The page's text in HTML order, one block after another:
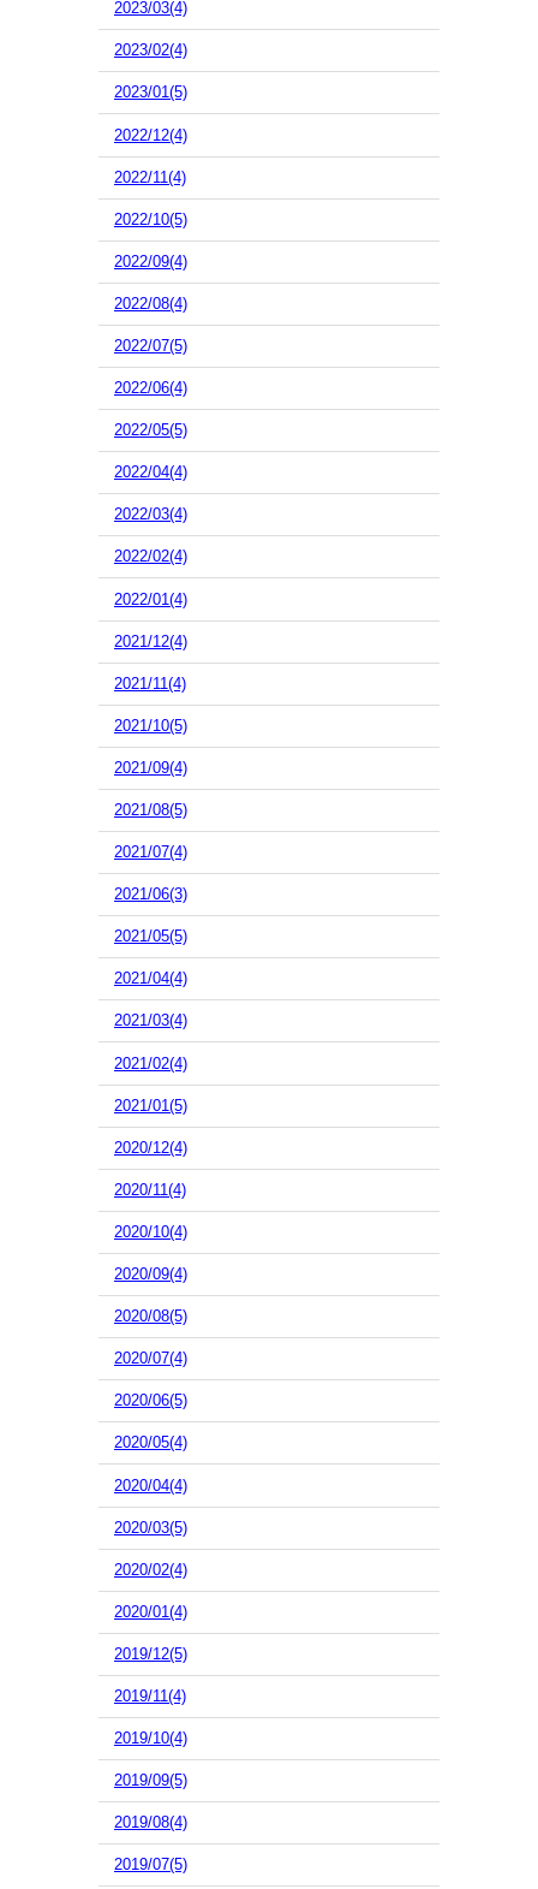
2023/03(4)
2023/02(4)
2023/01(5)
2022/12(4)
2022/11(4)
2022/10(5)
2022/09(4)
2022/08(4)
2022/07(5)
2022/06(4)
2022/05(5)
2022/04(4)
2022/03(4)
2022/02(4)
2022/01(4)
2021/12(4)
2021/11(4)
2021/10(5)
2021/09(4)
2021/08(5)
2021/07(4)
2021/06(3)
2021/05(5)
2021/04(4)
2021/03(4)
2021/02(4)
2021/01(5)
2020/12(4)
2020/11(4)
2020/10(4)
2020/09(4)
2020/08(5)
2020/07(4)
2020/06(5)
2020/05(4)
2020/04(4)
2020/03(5)
2020/02(4)
2020/01(4)
2019/12(5)
2019/11(4)
2019/10(4)
2019/09(5)
2019/08(4)
2019/07(5)